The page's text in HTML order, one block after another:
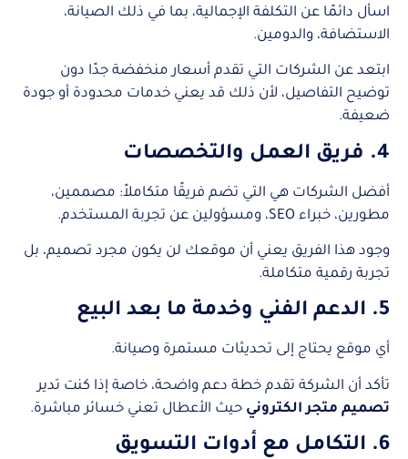
اسأل دائمًا عن التكلفة الإجمالية، بما في ذلك الصيانة،
الاستضافة، والدومين.
ابتعد عن الشركات التي تقدم أسعار منخفضة جدًا دون
توضيح التفاصيل، لأن ذلك قد يعني خدمات محدودة أو جودة
ضعيفة.
4. فريق العمل والتخصصات
أفضل الشركات هي التي تضم فريقًا متكاملاً: مصممين،
مطورين، خبراء SEO، ومسؤولين عن تجربة المستخدم.
وجود هذا الفريق يعني أن موقعك لن يكون مجرد تصميم، بل
تجربة رقمية متكاملة.
5. الدعم الفني وخدمة ما بعد البيع
أي موقع يحتاج إلى تحديثات مستمرة وصيانة.
تأكد أن الشركة تقدم خطة دعم واضحة، خاصة إذا كنت تدير
تصميم متجر الكتروني حيث الأعطال تعني خسائر مباشرة.
6. التكامل مع أدوات التسويق